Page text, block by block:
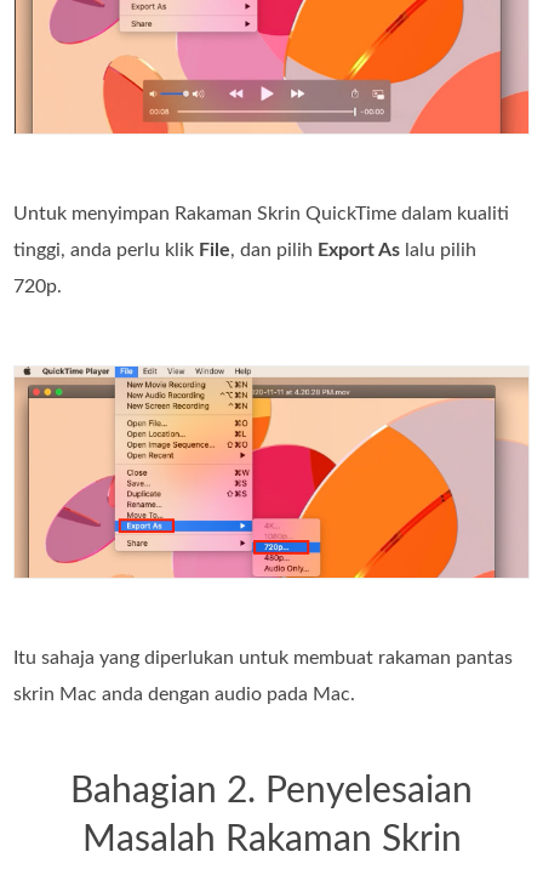
Untuk menyimpan Rakaman Skrin QuickTime dalam kualiti
tinggi, anda perlu klik File, dan pilih Export As lalu pilih
720p.
Itu sahaja yang diperlukan untuk membuat rakaman pantas
skrin Mac anda dengan audio pada Mac.
Bahagian 2. Penyelesaian
Masalah Rakaman Skrin